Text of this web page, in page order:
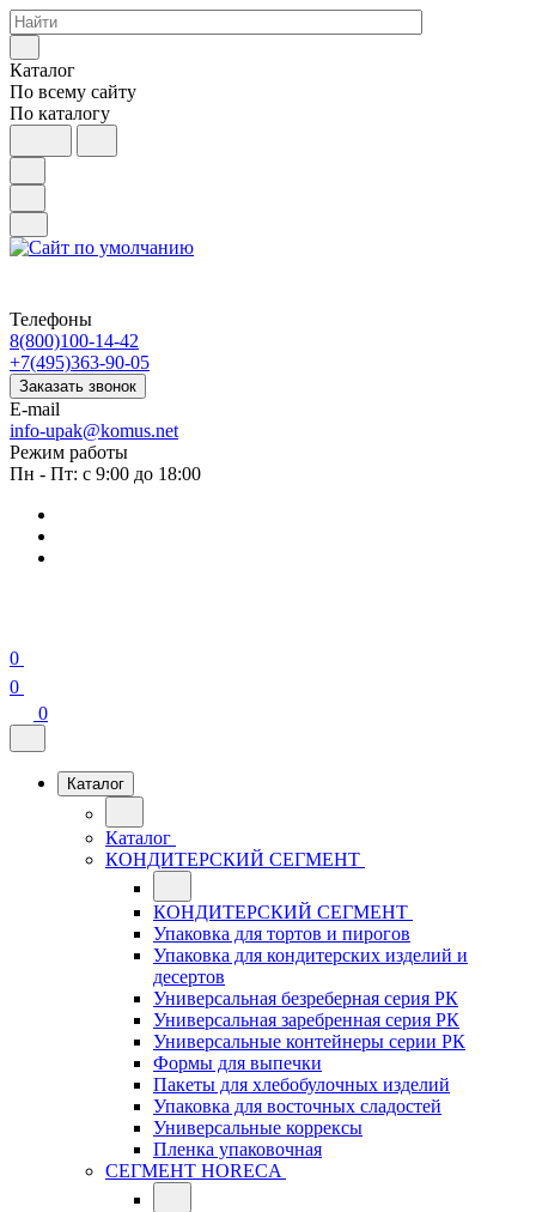
Каталог
По всему сайту
По каталогу
Телефоны
8(800)100-14-42
+7(495)363-90-05
Заказать звонок
E-mail
info-upak@komus.net
Режим работы
Пн - Пт: с 9:00 до 18:00
0
0
0
Каталог
Каталог
КОНДИТЕРСКИЙ СЕГМЕНТ
КОНДИТЕРСКИЙ СЕГМЕНТ
Упаковка для тортов и пирогов
Упаковка для кондитерских изделий и
десертов
Универсальная безреберная серия РК
Универсальная заребренная серия РК
Универсальные контейнеры серии РК
Формы для выпечки
Пакеты для хлебобулочных изделий
Упаковка для восточных сладостей
Универсальные коррексы
Пленка упаковочная
СЕГМЕНТ HORECA